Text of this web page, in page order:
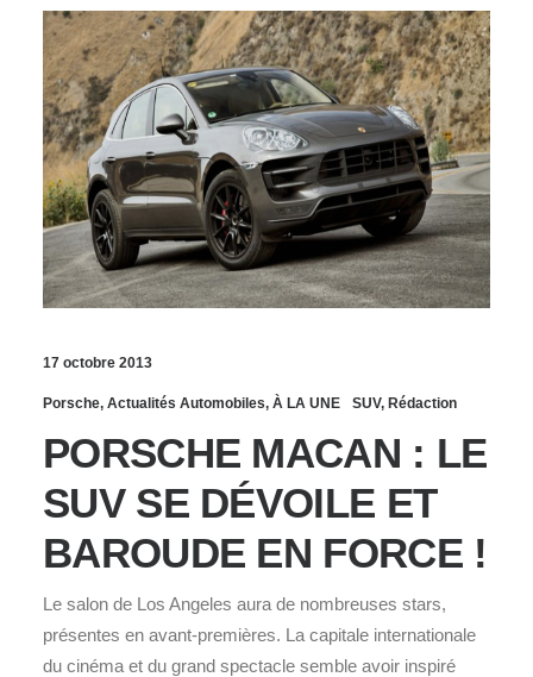
17 octobre 2013
Porsche, Actualités Automobiles, À LA UNE SUV, Rédaction
PORSCHE MACAN : LE
SUV SE DÉVOILE ET
BAROUDE EN FORCE !
Le salon de Los Angeles aura de nombreuses stars,
présentes en avant-premières. La capitale internationale
du cinéma et du grand spectacle semble avoir inspiré